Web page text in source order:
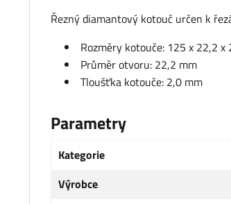
Řezný diamantový kotouč určen k
Rozměry kotouče: 125 x 22,2 x
Průměr otvoru: 22,2 mm
Tloušťka kotouče: 2,0 mm
Parametry
Kategorie
Výrobce